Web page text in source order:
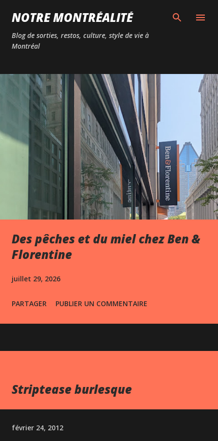
Passer au contenu principal
NOTRE MONTRÉALITÉ
Blog de sorties, restos, culture, style de vie à
Montréal
Des pêches et du miel chez Ben &
Florentine
juillet 29, 2026
PARTAGER PUBLIER UN COMMENTAIRE
Striptease burlesque
février 24, 2012